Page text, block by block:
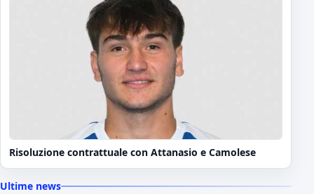
Risoluzione contrattuale con Attanasio e Camolese
Ultime news